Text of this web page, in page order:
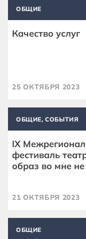
ОБЩИЕ
Качество услуг
25 ОКТЯБРЯ 2023
ОБЩИЕ, СОБЫТИЯ
IX
фестиваль
образ во мне не
21 ОКТЯБРЯ 2023
ОБЩИЕ